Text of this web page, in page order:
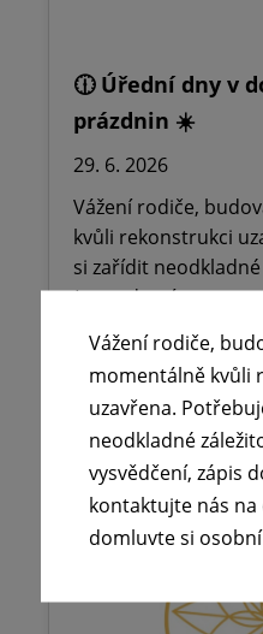
🕧 Úřední dny v
prázdnin ☀️
29. 6. 2026
Vážení rodiče,
kvůli rekonstrukci
si zařídit
(vyzvednutí…
Číst více
Vážení rodiče,
momentálně kvůli
uzavřena.
neodkladné
vysvědčení, zápis
kontaktujte nás na
domluvte si